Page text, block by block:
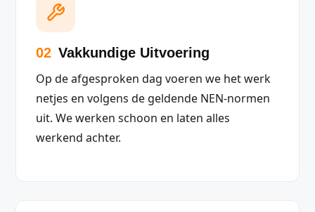
02 Vakkundige Uitvoering
Op de afgesproken dag voeren we het werk
netjes en volgens de geldende NEN-normen
uit. We werken schoon en laten alles
werkend achter.